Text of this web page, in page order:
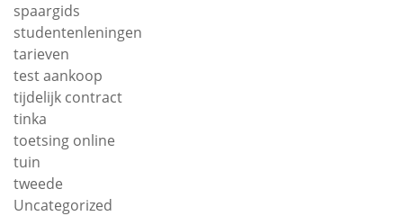
spaargids
studentenleningen
tarieven
test aankoop
tijdelijk contract
tinka
toetsing online
tuin
tweede
Uncategorized